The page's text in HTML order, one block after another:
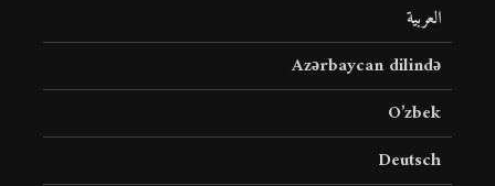
العربية
Azərbaycan dilində
O’zbek
Deutsch